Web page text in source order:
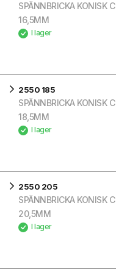
SPÄNNBRICKA KONISK C
16,5MM
I lager
2550 185
SPÄNNBRICKA KONISK C
18,5MM
I lager
2550 205
SPÄNNBRICKA KONISK C
20,5MM
I lager